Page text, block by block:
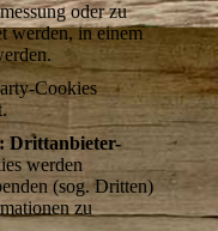
oder zu
werden, in einem
Cookies
Drittanbieter-
werden
(sog. Dritten)
zu